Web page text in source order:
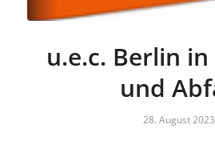
u.e.c. Berlin
und
28. August 2023